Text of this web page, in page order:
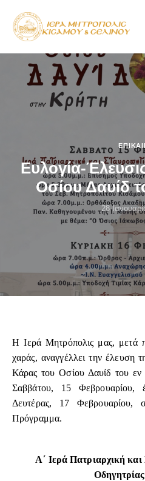
Ευλογία-
Οσίου Δαυίδ
28
Η Ιερά Μητρόπολις μας, μετά
χαράς, αναγγέλλει την έλευση
Κάρας του Οσίου Δαυίδ του
Σαββάτου, 15 Φεβρουαρίου,
Δευτέρας, 17
Πρόγραμμα.
Α΄ Ιερά Πατριαρχική